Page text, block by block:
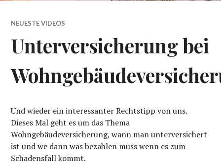
NEUESTE VIDEOS
Unterversicherung bei
Und wieder ein interessanter Rechtstipp von uns.
Dieses Mal geht es um das Thema
Wohngebäudeversicherung, wann man unterversichert
ist und we dann was bezahlen muss wenn es zum
Schadensfall kommt.